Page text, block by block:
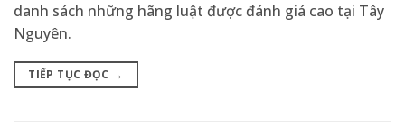
danh sách những hãng luật được đánh giá cao tại Tây
Nguyên.
TIẾP TỤC ĐỌC →